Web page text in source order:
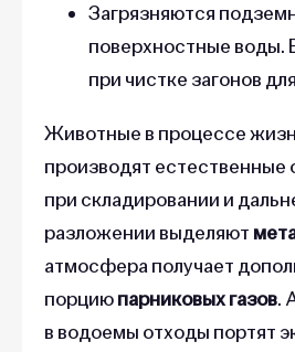
Загрязняются
поверхностные воды.
при чистке загонов
Животные в процессе
производят естественные
при складировании и
разложении выделяют
атмосфера получает
порциюпарниковых газов.
в водоемы отходы портят